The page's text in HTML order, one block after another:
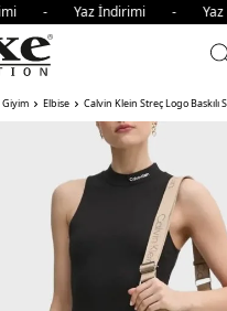
- Yaz İndirimi -
Giyim Elbise